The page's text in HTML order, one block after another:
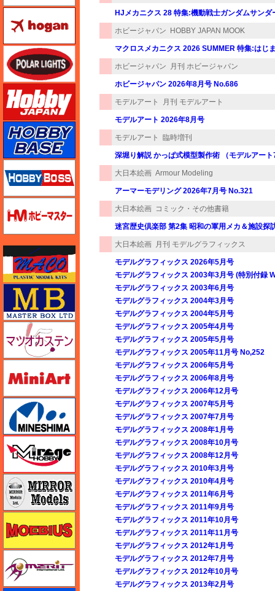
HJメカニクス 28 特集:機動戦士ガンダムサンダ
ホビージャパン HOBBY JAPAN MOOK
マクロスメカニクス 2026 SUMMER 特集:はじ
ホビージャパン 月刊 ホビージャパン
ホビージャパン 2026年8月号 No.686
モデルアート 月刊 モデルアート
モデルアート 2026年8月号
モデルアート 臨時増刊
深堀り解説 かっぱ式模型製作術 （モデルアー
大日本絵画 Armour Modeling
アーマーモデリング 2026年7月号 No.321
大日本絵画 コミック・その他書籍
迷宮歴史倶楽部 第2集 昭和の軍用メカ＆施設探
大日本絵画 月刊 モデルグラフィックス
モデルグラフィックス 2026年5月号
モデルグラフィックス 2003年3月号 (特別付録
モデルグラフィックス 2003年6月号
モデルグラフィックス 2004年3月号
モデルグラフィックス 2004年5月号
モデルグラフィックス 2005年4月号
モデルグラフィックス 2005年5月号
モデルグラフィックス 2005年11月号 No,252
モデルグラフィックス 2006年5月号
モデルグラフィックス 2006年8月号
モデルグラフィックス 2006年12月号
モデルグラフィックス 2007年5月号
モデルグラフィックス 2007年7月号
モデルグラフィックス 2008年1月号
モデルグラフィックス 2008年10月号
モデルグラフィックス 2008年12月号
モデルグラフィックス 2010年3月号
モデルグラフィックス 2010年4月号
モデルグラフィックス 2011年6月号
モデルグラフィックス 2011年9月号
モデルグラフィックス 2011年10月号
モデルグラフィックス 2011年11月号
モデルグラフィックス 2012年1月号
モデルグラフィックス 2012年7月号
モデルグラフィックス 2012年10月号
モデルグラフィックス 2013年2月号
ホーガンウイングス
ポーラライツ
ホビージャパン
ホビーボス
ホビーマスター
マスターボックス
マツオカステン
ミラージュホビー
ミラーモデルズ
メリットインターナショナル